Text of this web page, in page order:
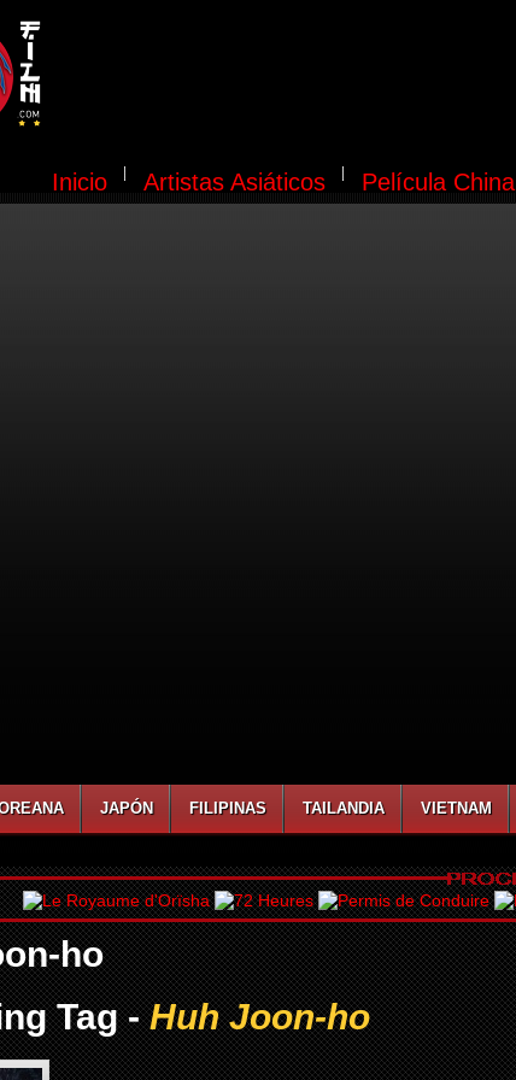
Inicio Artistas Asiáticos Película China
JAPÓN FILIPINAS TAILANDIA VIETNAM
ho
Tag -Huh Joon-ho